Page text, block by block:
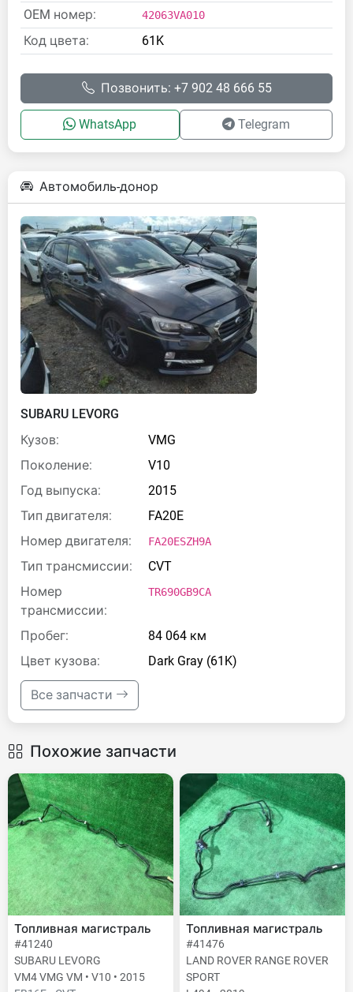
OEM номер:
42063VA010
Код цвета: 61K
Позвонить: +7 902 48 666 55
WhatsApp Telegram
Автомобиль-донор
SUBARU LEVORG
Кузов:
VMG
Поколение:
V10
Год выпуска:
2015
Тип двигателя:
FA20E
Номер двигателя:
FA20ESZH9A
Тип трансмиссии:
CVT
Номер
трансмиссии:
TR690GB9CA
Пробег:
84 064 км
Цвет кузова:
Dark Gray (61K)
Все запчасти
Похожие запчасти
Топливная магистраль
#41240
SUBARU LEVORG
VM4 VMG VM • V10 • 2015
Топливная магистраль
#41476
LAND ROVER RANGE ROVER
SPORT